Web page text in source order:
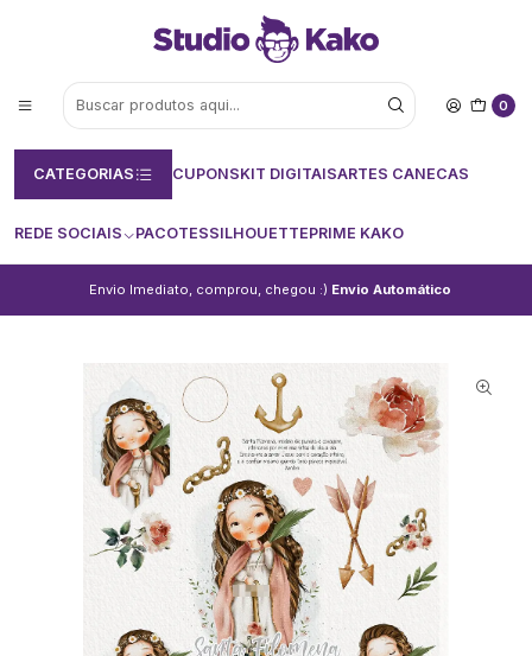
0
CATEGORIAS CUPONSKIT DIGITAISARTES CANECAS
REDE SOCIAIS PACOTESSILHOUETTEPRIME KAKO
Envio Imediato, comprou, chegou :) Envio Automático